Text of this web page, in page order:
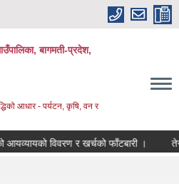
बागमती-प्रदेश,
आधार - पर्यटन, कृषि, वन र
विवरण र खर्चको फाँटबारी । तेस्रो